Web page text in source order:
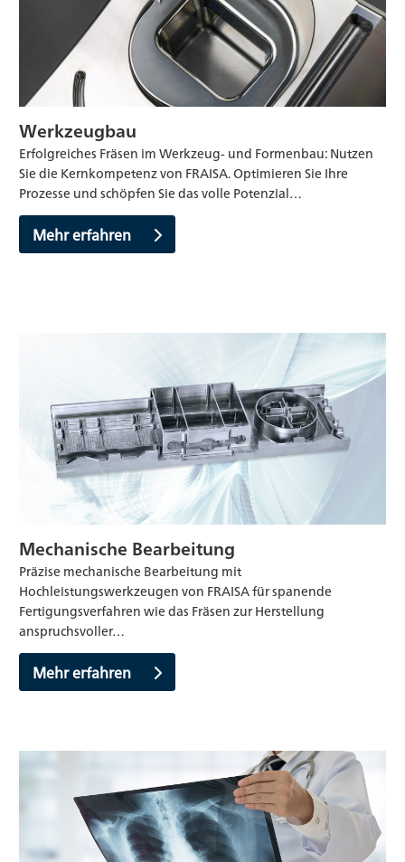
Werkzeugbau
Erfolgreiches Fräsen im Werkzeug- und Formenbau: Nutzen
Sie die Kernkompetenz von FRAISA. Optimieren Sie Ihre
Prozesse und schöpfen Sie das volle Potenzial…
Mehr erfahren
Mechanische Bearbeitung
Präzise mechanische Bearbeitung mit
Hochleistungswerkzeugen von FRAISA für spanende
Fertigungsverfahren wie das Fräsen zur Herstellung
anspruchsvoller…
Mehr erfahren